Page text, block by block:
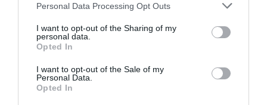
Personal Data Processing Opt Outs
I want to opt-out of the Sharing of my
personal data.
Opted In
I want to opt-out of the Sale of my
Personal Data.
Opted In
Et en plus l’équipage ne parle pas français !!! c’est un scandale
! pauvre passager, il est pas content, faudra qu’il retourne à